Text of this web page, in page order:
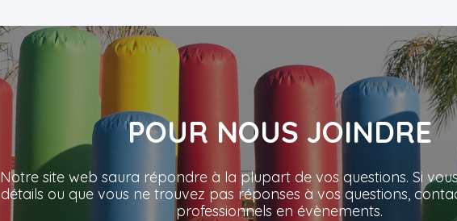
POUR NOUS JOINDRE
Notre site web saura répondre à la plupart de vos questions. Si
détails ou que vous ne trouvez pas réponses à vos questions,
professionnels en évènements.